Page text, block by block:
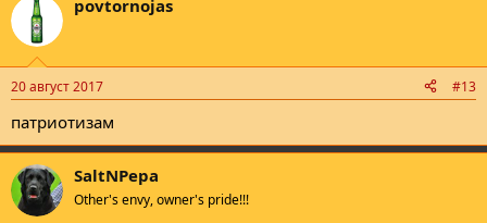
c
i
s
povtornojas
20 август 2017 #13
патриотизам
SaltNPepa
Other's envy, owner's pride!!!